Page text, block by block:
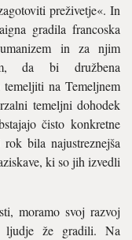
preživetje«. In
gradila francoska
in za njim
da bi družbena
temeljiti na Temeljnem
temeljni dohodek
čisto konkretne
bila najustreznejša
ki so jih izvedli
moramo svoj razvoj
ljudje že gradili. Na